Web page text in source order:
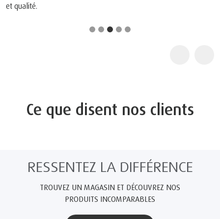
et qualité.
Ce que disent nos clients
RESSENTEZ LA DIFFÉRENCE
TROUVEZ UN MAGASIN ET DÉCOUVREZ NOS
PRODUITS INCOMPARABLES